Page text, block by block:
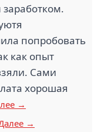
попробовать
как опыт
Сами
хорошая
→
→